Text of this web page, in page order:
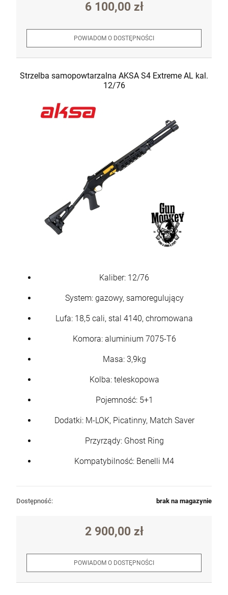
6 100,00 zł
POWIADOM O DOSTĘPNOŚCI
Strzelba samopowtarzalna AKSA S4 Extreme AL kal.
12/76
Kaliber: 12/76
System: gazowy, samoregulujący
Lufa: 18,5 cali, stal 4140, chromowana
Komora: aluminium 7075-T6
Masa: 3,9kg
Kolba: teleskopowa
Pojemność: 5+1
Dodatki: M-LOK, Picatinny, Match Saver
Przyrządy: Ghost Ring
Kompatybilność: Benelli M4
Dostępność: brak na magazynie
2 900,00 zł
POWIADOM O DOSTĘPNOŚCI